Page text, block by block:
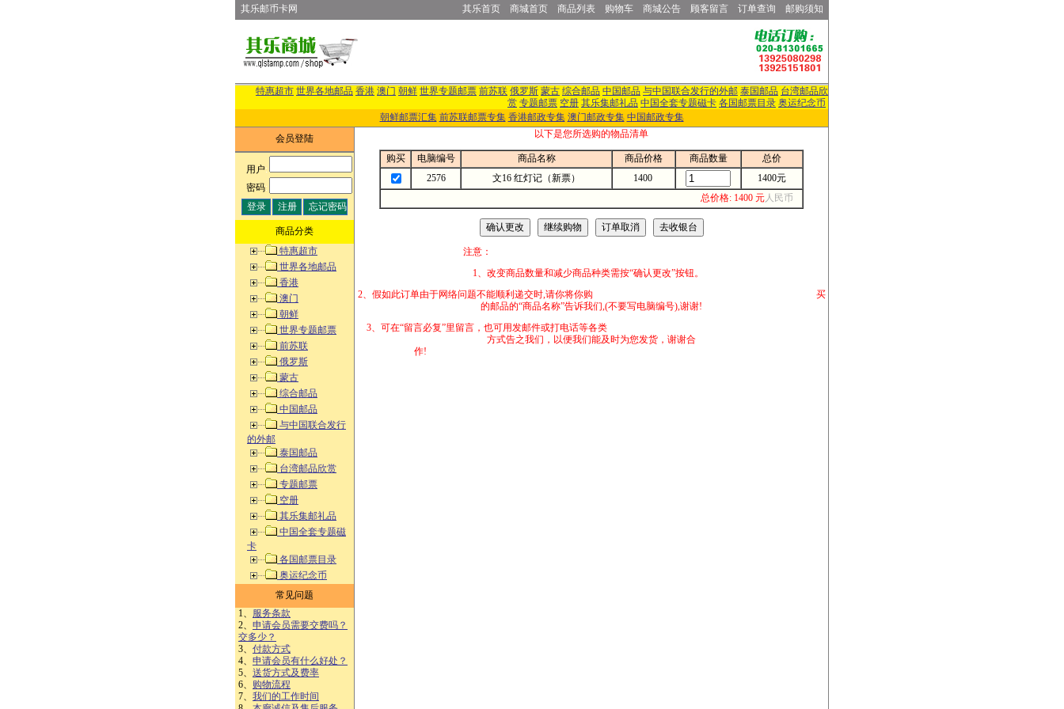
其乐邮币卡网 其乐首页 商城首页 商品列表 购物车 商城公告 顾客留言 订单查询 邮购须知
特惠超市 世界各地邮品 香港 澳门 朝鲜 世界专题邮票 前苏联 俄罗斯 蒙古 综合邮品 中国邮品 与中国联合发行的外邮 泰国邮品 台湾邮品欣
赏 专题邮票 空册 其乐集邮礼品 中国全套专题磁卡 各国邮票目录 奥运纪念币
朝鲜邮票汇集 前苏联邮票专集 香港邮政专集 澳门邮政专集 中国邮政专集
会员登陆
用户:
密码:
商品分类
特惠超市
世界各地邮品
香港
澳门
朝鲜
世界专题邮票
前苏联
俄罗斯
蒙古
综合邮品
中国邮品
与中国联合发行
的外邮
泰国邮品
台湾邮品欣赏
专题邮票
空册
其乐集邮礼品
中国全套专题磁
卡
各国邮票目录
奥运纪念币
常见问题
1、 服务条款
2、 申请会员需要交费吗？
交多少？
3、 付款方式
4、 申请会员有什么好处？
5、 送货方式及费率
6、 购物流程
7、 我们的工作时间
以下是您所选购的物品清单
购买 电脑编号 商品名称 商品价格 商品数量
总价
2576
文16 红灯记（新票） 1400
1400元
总价格: 1400 元人民币
注意：
1、改变商品数量和减少商品种类需按“确认更改”按钮。
2、假如此订单由于网络问题不能顺利递交时,请你将你购 买
的邮品的“商品名称”告诉我们,(不要写电脑编号),谢谢!
3、可在“留言必复”里留言，也可用发邮件或打电话等各类
方式告之我们，以便我们能及时为您发货，谢谢合
作!